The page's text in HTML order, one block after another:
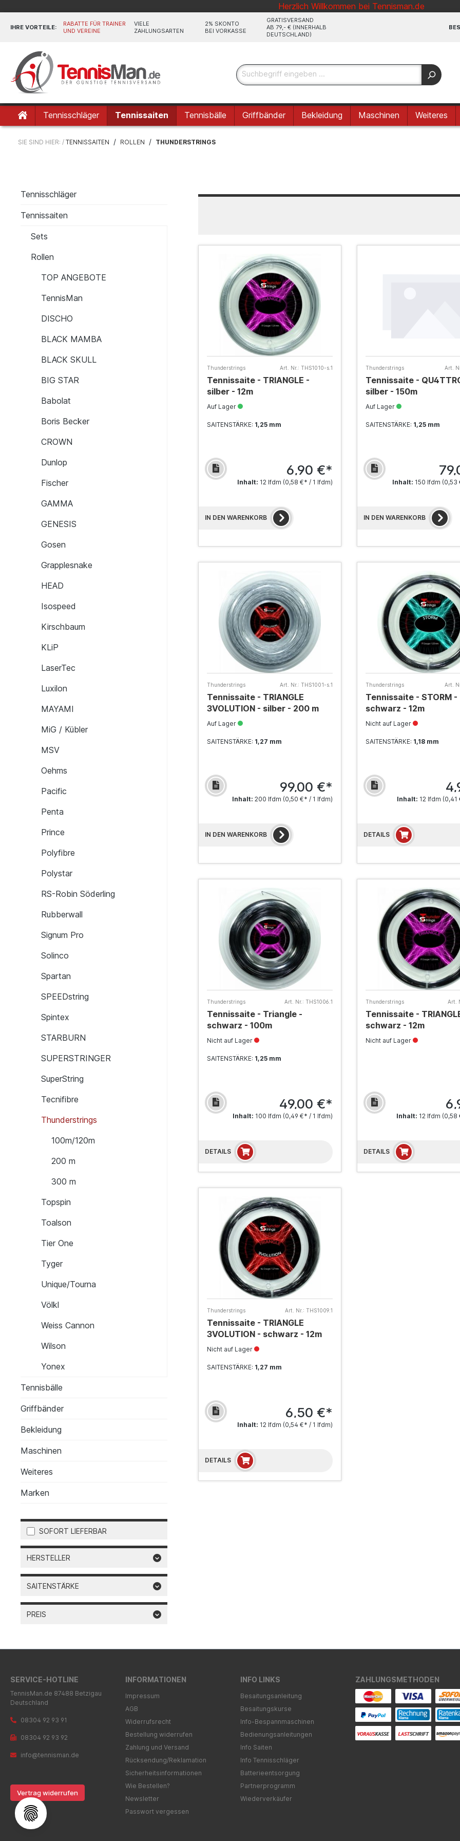
Herzlich Willkommen bei Tennisman.de
IHRE VORTEILE:
RABATTE FÜR TRAINER
UND VEREINE
VIELE
ZAHLUNGSARTEN
2% SKONTO
BEI VORKASSE
GRATISVERSAND
AB 79,- € (INNERHALB
DEUTSCHLAND)
Tennisschläger Tennissaiten Tennisbälle Griffbänder Bekleidung Maschinen Weiteres
SIE SIND HIER: / TENNISSAITEN / ROLLEN / THUNDERSTRINGS
Tennisschläger
Tennissaiten
Sets
Rollen
TOP ANGEBOTE
TennisMan
DISCHO
BLACK MAMBA
BLACK SKULL
BIG STAR
Babolat
Boris Becker
CROWN
Dunlop
Fischer
GAMMA
GENESIS
Gosen
Grapplesnake
HEAD
Isospeed
Kirschbaum
KLiP
LaserTec
Luxilon
MAYAMI
MiG / Kübler
MSV
Oehms
Pacific
Penta
Prince
Polyfibre
Polystar
RS-Robin Söderling
Rubberwall
Signum Pro
Solinco
Spartan
SPEEDstring
Spintex
STARBURN
SUPERSTRINGER
SuperString
Tecnifibre
Thunderstrings
100m/120m
200 m
300 m
Topspin
Toalson
Tier One
Tyger
Unique/Tourna
Völkl
Weiss Cannon
Wilson
Yonex
Tennisbälle
Griffbänder
Bekleidung
Maschinen
Weiteres
Marken
SOFORT LIEFERBAR
HERSTELLER
SAITENSTÄRKE
PREIS
Thunderstrings Art. Nr.: THS1010-s.1
Tennissaite - TRIANGLE -
silber - 12m
Auf Lager
SAITENSTÄRKE: 1,25 mm
6,90 €*
Inhalt: 12 lfdm (0,58 €* / 1 lfdm)
IN DEN WARENKORB
Thunderstrings Art.
Tennissaite -
silber - 150m
Auf Lager
SAITENSTÄRKE: 1,25 mm
Inhalt: 150 lfdm (0,53
IN DEN WARENKORB
Thunderstrings Art. Nr.: THS1001-s.1
Tennissaite - TRIANGLE
3VOLUTION - silber - 200 m
Auf Lager
SAITENSTÄRKE: 1,27 mm
99,00 €*
Inhalt:200 lfdm (0,50 €* / 1 lfdm)
IN DEN WARENKORB
Thunderstrings Art.
Tennissaite - STORM -
schwarz - 12m
Nicht auf Lager
SAITENSTÄRKE: 1,18 mm
Inhalt: 12 lfdm (0,41
DETAILS
Thunderstrings Art. Nr.: THS1006.1
Tennissaite - Triangle -
schwarz - 100m
Nicht auf Lager
SAITENSTÄRKE: 1,25 mm
49,00 €*
Inhalt: 100 lfdm (0,49 €* / 1 lfdm)
DETAILS
Thunderstrings Art.
Tennissaite -
schwarz - 12m
Nicht auf Lager
Inhalt: 12 lfdm (0,58
DETAILS
Thunderstrings Art. Nr.: THS1009.1
Tennissaite - TRIANGLE
3VOLUTION - schwarz - 12m
Nicht auf Lager
SAITENSTÄRKE: 1,27 mm
6,50 €*
Inhalt: 12 lfdm (0,54 €* / 1 lfdm)
DETAILS
SERVICE-HOTLINE
TennisMan.de 87488 Betzigau
Deutschland
08304 92 93 91
08304 92 93 92
info@tennisman.de
Vertrag widerrufen
INFORMATIONEN
Impressum
AGB
Widerrufsrecht
Bestellung widerrufen
Zahlung und Versand
Rücksendung/Reklamation
Sicherheitsinformationen
Wie Bestellen?
Newsletter
Passwort vergessen
INFO LINKS
Besaitungsanleitung
Besaitungskurse
Info-Bespannmaschinen
Bedienungsanleitungen
Info Saiten
Info Tennisschläger
Batterieentsorgung
Partnerprogramm
Wiederverkäufer
ZAHLUNGSMETHODEN